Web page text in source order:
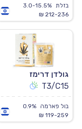
בזלת 3.0-15.5%
212-236 ₪
גולדן דרימז
T3/C15
בול פארמה
0.9%
119-259 ₪